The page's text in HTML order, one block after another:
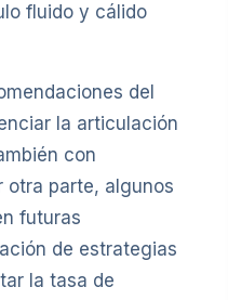
fluido y cálido
del
la articulación
con
otra parte, algunos
futuras
de estrategias
la tasa de